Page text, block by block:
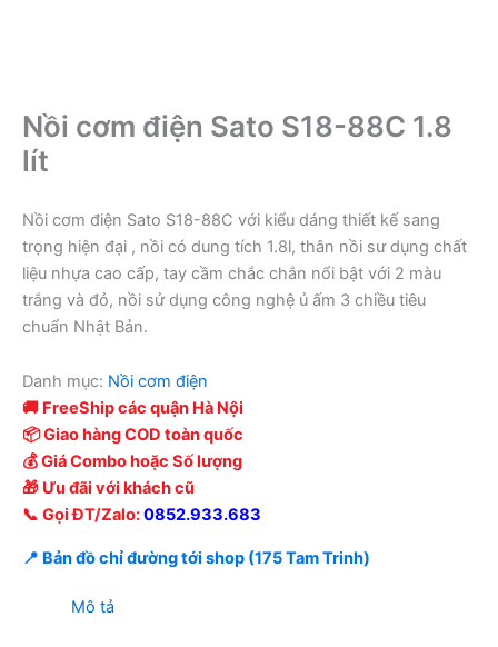
Nồi cơm điện Sato S18-88C 1.8
lít
Nồi cơm điện Sato S18-88C với kiểu dáng thiết kế sang
trọng hiện đại , nồi có dung tích 1.8l, thân nồi sư dụng chất
liệu nhựa cao cấp, tay cầm chắc chắn nổi bật với 2 màu
trắng và đỏ, nồi sử dụng công nghệ ủ ấm 3 chiều tiêu
chuẩn Nhật Bản.
Danh mục: Nồi cơm điện
🚚 FreeShip các quận Hà Nội
📦 Giao hàng COD toàn quốc
💰 Giá Combo hoặc Số lượng
🎁 Ưu đãi với khách cũ
📞 Gọi ĐT/Zalo:0852.933.683
📍 Bản đồ chỉ đường tới shop (175 Tam Trinh)
Mô tả